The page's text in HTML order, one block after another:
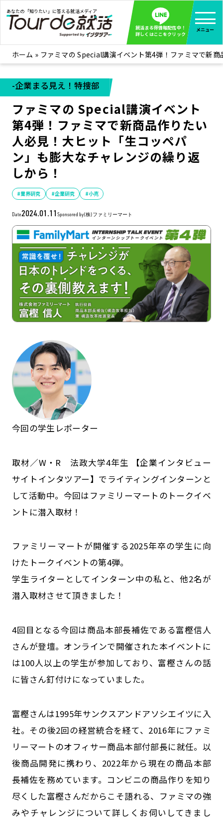
あなたの「知りたい」に答える就活メディア
就活まる得情報配信中！
詳しくはここをクリック
メニュー
就活ノウハウ 全て見る
企業まる見え！特捜部
みんなが知らない企業の裏側を徹底調査！
インタツアー活動レポ 全て見る
インタツアーを使ってどうだった？OBOG成功談
社会人インタビュー 全て見る
社会人になった今、就活を振り返ってみた
学生就活ブログ
学生ライターが教える、今就活でやるべきこと
企業・業界研究はインタツアー
記事一覧
インタツアー活用法
LINE登録
サイトマップ
公式SNSはこちら
ホーム » ファミマの Special講演イベント第4弾！ファミマで新
-企業まる見え！特捜部
ファミマの Special講演イベント
第4弾！ファミマで新商品作りたい
人必見！大ヒット「生コッペパ
ン」も膨大なチャレンジの繰り返
しから！
#業界研究 #企業研究 #小売
Date2024.01.11 Sponsored by(株)ファミリーマート
今回の学生レポーター
取材／W・R 法政大学4年生 【企業インタビュー
サイトインタツアー】でライティングインターンと
して活動中。今回はファミリーマートのトークイベ
ントに潜入取材！
ファミリーマートが開催する2025年卒の学生に向
けたトークイベントの第4弾。
学生ライターとしてインターン中の私と、他2名が
潜入取材させて頂きました！
4回目となる今回は商品本部長補佐である富樫信人
さんが登壇。オンラインで開催された本イベントに
は100人以上の学生が参加しており、富樫さんの話
に皆さん釘付けになっていました。
富樫さんは1995年サンクスアンドアソシエイツに入
社。その後2回の経営統合を経て、2016年にファミ
リーマートのオフィサー商品本部付部長に就任。以
後商品開発に携わり、2022年から現在の商品本部
長補佐を務めています。コンビニの商品作りを知り
尽くした富樫さんだからこそ語れる、ファミマの強
みやチャレンジについて詳しくお伺いしてきまし